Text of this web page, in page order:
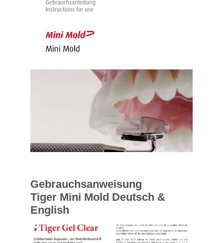
Gebrauchsanweisung
Tiger Mini Mold Deutsch &
English